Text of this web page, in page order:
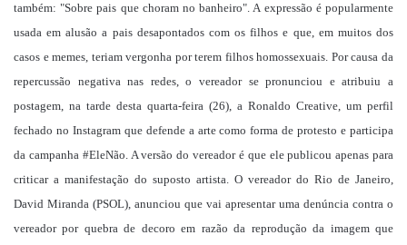
também: "Sobre pais que choram no banheiro". A expressão é popularmente
usada em alusão a pais desapontados com os filhos e que, em muitos dos
casos e memes, teriam vergonha por terem filhos homossexuais. Por causa da
repercussão negativa nas redes, o vereador se pronunciou e atribuiu a
postagem, na tarde desta quarta-feira (26), a Ronaldo Creative, um perfil
fechado no Instagram que defende a arte como forma de protesto e participa
da campanha #EleNão. A versão do vereador é que ele publicou apenas para
criticar a manifestação do suposto artista. O vereador do Rio de Janeiro,
David Miranda (PSOL), anunciou que vai apresentar uma denúncia contra o
vereador por quebra de decoro em razão da reprodução da imagem que